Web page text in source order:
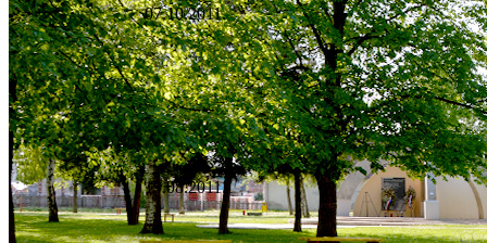
07.10.2011.
19.08.2011.